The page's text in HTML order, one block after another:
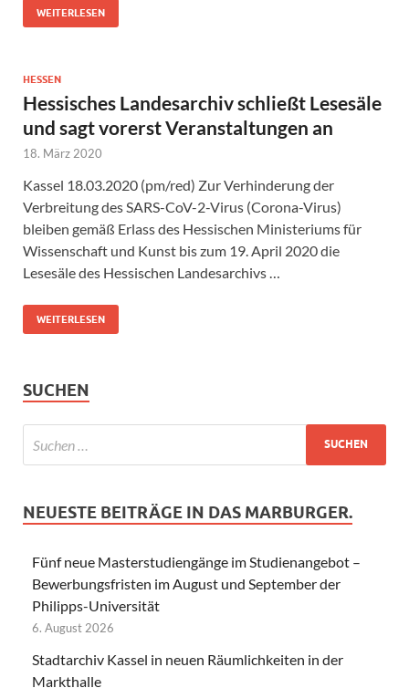
WEITERLESEN
HESSEN
Hessisches Landesarchiv schließt Lesesäle
und sagt vorerst Veranstaltungen an
18. März 2020
Kassel 18.03.2020 (pm/red) Zur Verhinderung der
Verbreitung des SARS-CoV-2-Virus (Corona-Virus)
bleiben gemäß Erlass des Hessischen Ministeriums für
Wissenschaft und Kunst bis zum 19. April 2020 die
Lesesäle des Hessischen Landesarchivs …
WEITERLESEN
SUCHEN
NEUESTE BEITRÄGE IN DAS MARBURGER.
Fünf neue Masterstudiengänge im Studienangebot –
Bewerbungsfristen im August und September der
Philipps-Universität
6. August 2026
Stadtarchiv Kassel in neuen Räumlichkeiten in der
Markthalle